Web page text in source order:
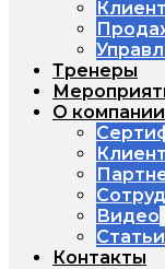
Тренеры
О компании
Видео
Статьи
Контакты